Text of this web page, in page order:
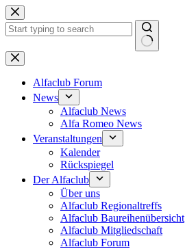
Zum
Inhalt
springen
Keine
Ergebnisse
Alfaclub Forum
News
Alfaclub News
Alfa Romeo News
Veranstaltungen
Kalender
Rückspiegel
Der Alfaclub
Über uns
Alfaclub Regionaltreffs
Alfaclub Baureihenübersicht
Alfaclub Mitgliedschaft
Alfaclub Forum